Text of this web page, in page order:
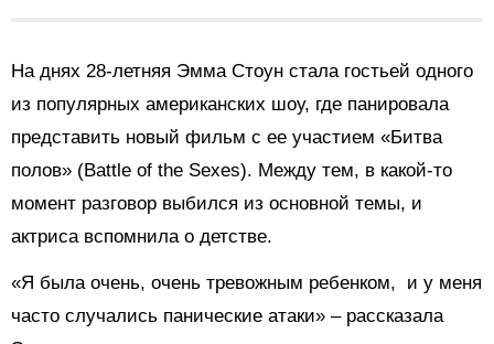
На днях 28-летняя Эмма Стоун стала гостьей одного
из популярных американских шоу, где панировала
представить новый фильм с ее участием «Битва
полов» (Battle of the Sexes). Между тем, в какой-то
момент разговор выбился из основной темы, и
актриса вспомнила о детстве.
«Я была очень, очень тревожным ребенком, и у меня
часто случались панические атаки» – рассказала